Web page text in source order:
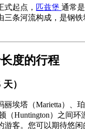
式起点， 匹兹堡 通常
三条河流构成，是钢
度的行程
）
丽埃塔（Marietta）、
（Huntington）之间
游客。您可以期待悠